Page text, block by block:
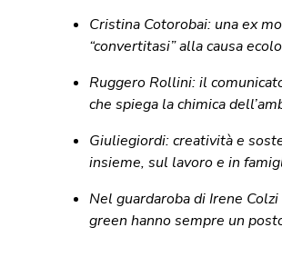
Cristina Cotorobai: una ex
“convertitasi” alla causa
Ruggero Rollini: il
che spiega la chimica
Giuliegiordi: creatività e
insieme, sul lavoro e in
Nel guardaroba di Irene
green hanno sempre un